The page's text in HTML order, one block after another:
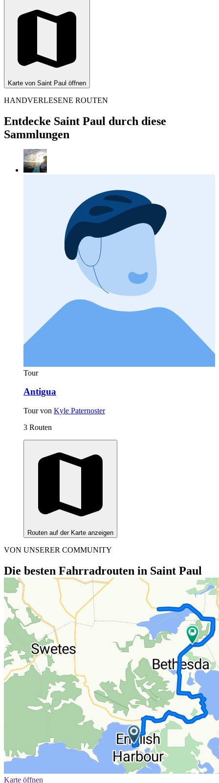
Karte von Saint Paul öffnen
HANDVERLESENE ROUTEN
Entdecke Saint Paul durch diese
Sammlungen
Tour
Antigua
Tour von Kyle Paternoster
3 Routen
Routen auf der Karte anzeigen
VON UNSERER COMMUNITY
Die besten Fahrradrouten in Saint Paul
Karte öffnen